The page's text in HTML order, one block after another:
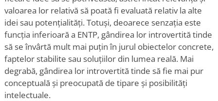
valoarea lor relativă să poată fi evaluată relativ la alte
idei sau potențialități. Totuși, deoarece senzația este
funcția inferioară a ENTP, gândirea lor introvertită tinde
să se învârtă mult mai puțin în jurul obiectelor concrete,
faptelor stabilite sau soluțiilor din lumea reală. Mai
degrabă, gândirea lor introvertită tinde să fie mai pur
conceptuală și preocupată de tipare și posibilități
intelectuale.